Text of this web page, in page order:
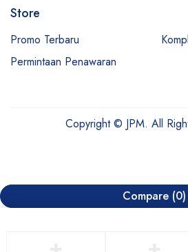
Store
Promo Terbaru
Permintaan Penawaran
Copyright © JPM. All
Compare (0)